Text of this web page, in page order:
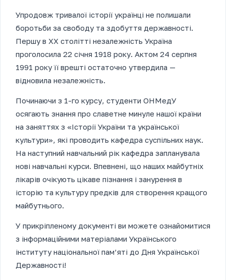
Упродовж тривалої історії українці не полишали
боротьби за свободу та здобуття державності.
Першу в ХХ столітті незалежність Україна
проголосила 22 січня 1918 року. Актом 24 серпня
1991 року її врешті остаточно утвердила —
відновила незалежність.
Починаючи з 1-го курсу, студенти ОНМедУ
осягають знання про славетне минуле нашої країни
на заняттях з «Історії України та української
культури», які проводить кафедра суспільних наук.
На наступний навчальний рік кафедра запланувала
нові навчальні курси. Впевнені, що наших майбутніх
лікарів очікують цікаве пізнання і занурення в
історію та культуру предків для створення кращого
майбутнього.
У прикріпленому документі ви можете ознайомитися
з інформаційними матеріалами Українського
інституту національної пам’яті до Дня Української
Державності!